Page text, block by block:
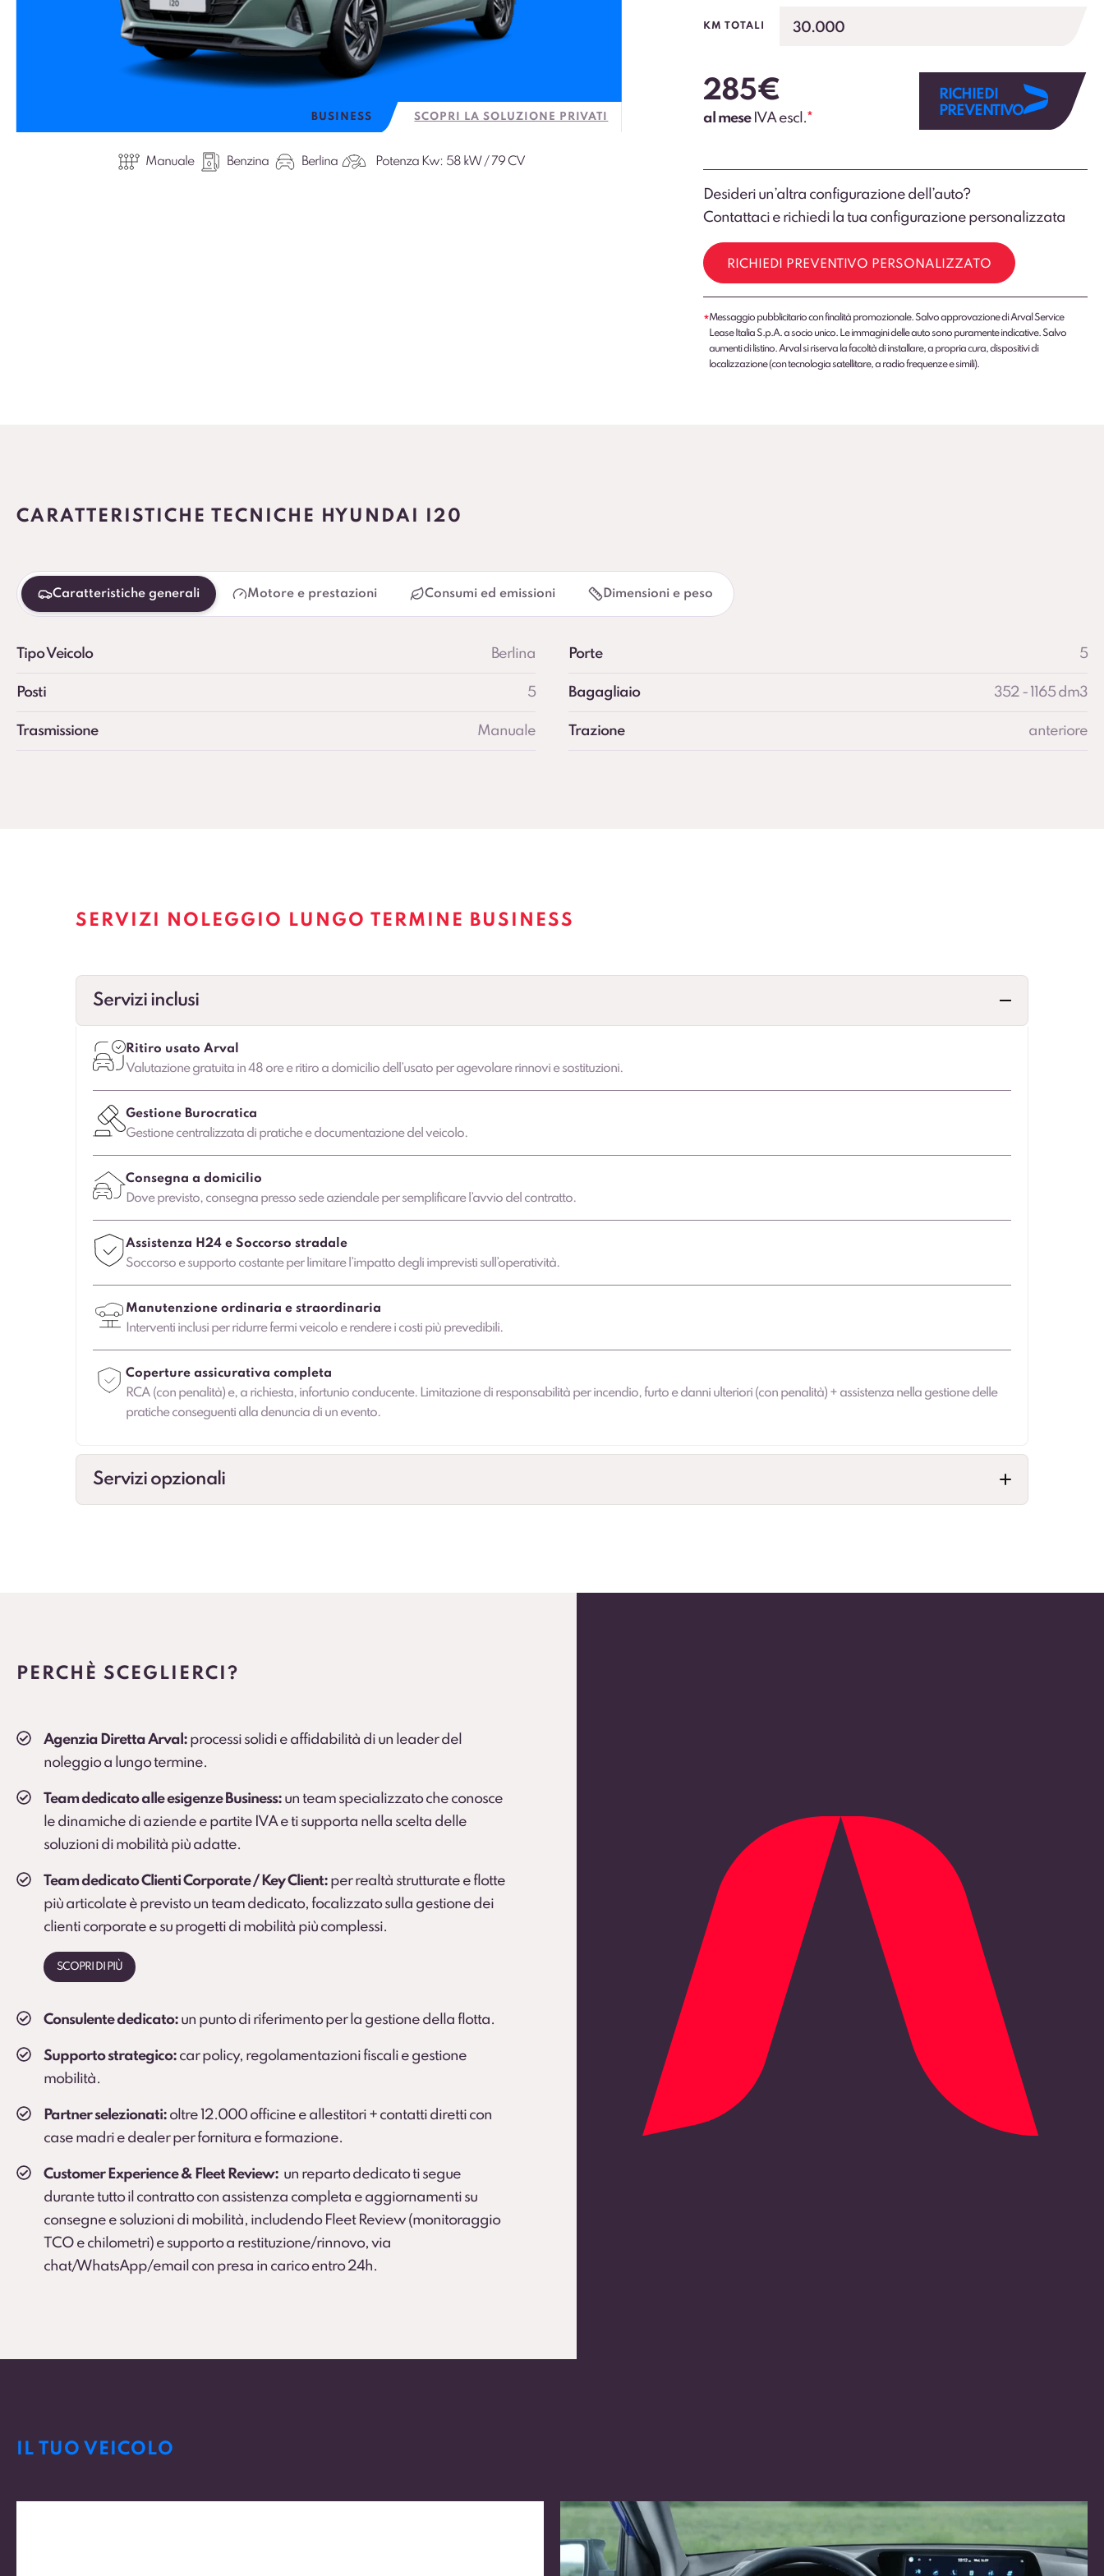
BUSINESS SCOPRI LA SOLUZIONE PRIVATI
Manuale Benzina Berlina Potenza Kw: 58 kW / 79 CV
KM TOTALI 30.000
285€
al mese IVA escl.*
RICHIEDI
PREVENTIVO
Desideri un’altra configurazione dell’auto?
Contattaci e richiedi la tua configurazione personalizzata
RICHIEDI PREVENTIVO PERSONALIZZATO
*Messaggio pubblicitario con finalità promozionale. Salvo approvazione di Arval Service
Lease Italia S.p.A. a socio unico. Le immagini delle auto sono puramente indicative. Salvo
aumenti di listino. Arval si riserva la facoltà di installare, a propria cura, dispositivi di
localizzazione (con tecnologia satellitare, a radio frequenze e simili).
CARATTERISTICHE TECNICHE HYUNDAI I20
Caratteristiche generali Motore e prestazioni Consumi ed emissioni Dimensioni e peso
Tipo Veicolo Berlina Porte 5
Posti 5 Bagagliaio 352 - 1165 dm3
Trasmissione Manuale Trazione anteriore
SERVIZI NOLEGGIO LUNGO TERMINE BUSINESS
Servizi inclusi
Ritiro usato Arval
Valutazione gratuita in 48 ore e ritiro a domicilio dell’usato per agevolare rinnovi e sostituzioni.
Gestione Burocratica
Gestione centralizzata di pratiche e documentazione del veicolo.
Consegna a domicilio
Dove previsto, consegna presso sede aziendale per semplificare l’avvio del contratto.
Assistenza H24 e Soccorso stradale
Soccorso e supporto costante per limitare l’impatto degli imprevisti sull’operatività.
Manutenzione ordinaria e straordinaria
Interventi inclusi per ridurre fermi veicolo e rendere i costi più prevedibili.
Coperture assicurativa completa
RCA (con penalità) e, a richiesta, infortunio conducente. Limitazione di responsabilità per incendio, furto e danni ulteriori (con penalità) + assistenza nella gestione delle
pratiche conseguenti alla denuncia di un evento.
Servizi opzionali
PERCHÈ SCEGLIERCI?
Agenzia Diretta Arval: processi solidi e affidabilità di un leader del
noleggio a lungo termine.
Team dedicato alle esigenze Business: un team specializzato che conosce
le dinamiche di aziende e partite IVA e ti supporta nella scelta delle
soluzioni di mobilità più adatte.
Team dedicato Clienti Corporate / Key Client: per realtà strutturate e flotte
più articolate è previsto un team dedicato, focalizzato sulla gestione dei
clienti corporate e su progetti di mobilità più complessi.
SCOPRI DI PIÙ
Consulente dedicato: un punto di riferimento per la gestione della flotta.
Supporto strategico: car policy, regolamentazioni fiscali e gestione
mobilità.
Partner selezionati: oltre 12.000 officine e allestitori + contatti diretti con
case madri e dealer per fornitura e formazione.
Customer Experience & Fleet Review: un reparto dedicato ti segue
durante tutto il contratto con assistenza completa e aggiornamenti su
consegne e soluzioni di mobilità, includendo Fleet Review (monitoraggio
TCO e chilometri) e supporto a restituzione/rinnovo, via
chat/WhatsApp/email con presa in carico entro 24h.
IL TUO VEICOLO